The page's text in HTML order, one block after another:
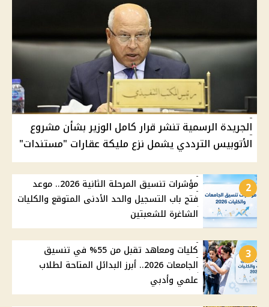
الجريدة الرسمية تنشر قرار كامل الوزير بشأن مشروع
الأتوبيس الترددي يشمل نزع مليكة عقارات "مستندات"
2
مؤشرات تنسيق المرحلة الثانية 2026.. موعد
فتح باب التسجيل والحد الأدنى المتوقع والكليات
الشاغرة للشعبتين
3
كليات ومعاهد تقبل من 55% في تنسيق
الجامعات 2026.. أبرز البدائل المتاحة لطلاب
علمي وأدبي